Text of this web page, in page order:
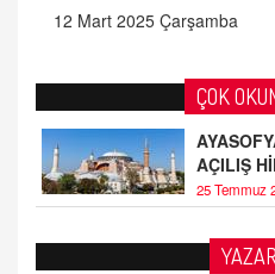
12 Mart 2025 Çarşamba
ÇOK
AÇILIŞ
25 Temmuz